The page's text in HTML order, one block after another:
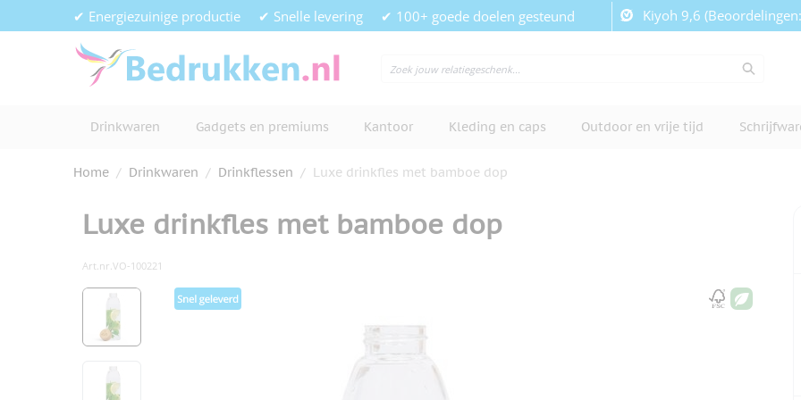
Ga naar de inhoud✔ Energiezuinige productie ✔ Snelle levering ✔ 100+ goede doelen gesteund Kiyoh 9,6
Drinkwaren Gadgets en premiums Kantoor Kleding en caps Outdoor en vrije tijd
Home / Drinkwaren / Drinkflessen / Luxe drinkfles met bamboe dop
Luxe drinkfles met bamboe dop
Art.nr.VO-100221
Hoofdafbeelding
Klik om afbeelding op volledig scherm te bekijken
View larger image